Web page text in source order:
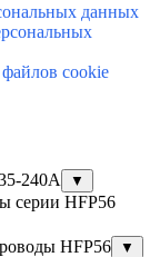
данных
cookie
240А ▼
серии HFP56
HFP56 ▼